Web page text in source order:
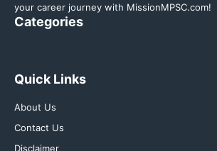
your career journey with MissionMPSC.com!
Categories
Quick Links
About Us
Contact Us
Disclaimer